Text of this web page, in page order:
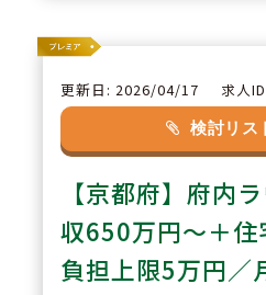
POINT 2
「患者様とのコミ
ン」を大事に、ひ
応処方箋枚数の全
ど。より患者様に
更新日: 2026/04/17 求人
検討リス
【京都府】府内
収650万円～＋住
負担上限5万円／